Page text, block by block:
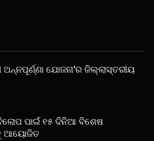
ଯୋଜନା’ର ଜିଲ୍ଲାସ୍ତରୀୟ
ପାଇଁ ୧୫ ଦିନିଆ ବିଶେଷ
ଆୟୋଜିତ